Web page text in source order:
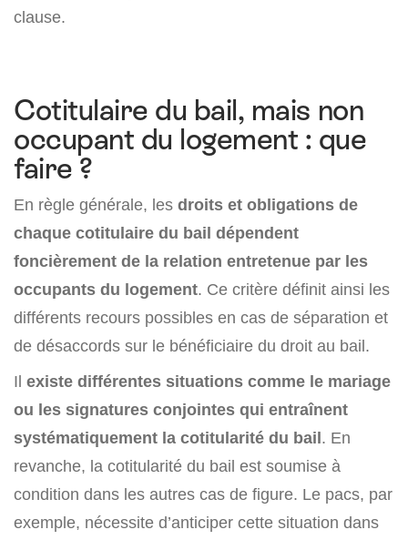
clause.
Cotitulaire du bail, mais non
occupant du logement : que
faire ?
En règle générale, les droits et obligations de
chaque cotitulaire du bail dépendent
foncièrement de la relation entretenue par les
occupants du logement. Ce critère définit ainsi les
différents recours possibles en cas de séparation et
de désaccords sur le bénéficiaire du droit au bail.
Il existe différentes situations comme le mariage
ou les signatures conjointes qui entraînent
systématiquement la cotitularité du bail. En
revanche, la cotitularité du bail est soumise à
condition dans les autres cas de figure. Le pacs, par
exemple, nécessite d’anticiper cette situation dans